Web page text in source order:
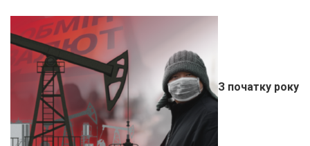
З початку року